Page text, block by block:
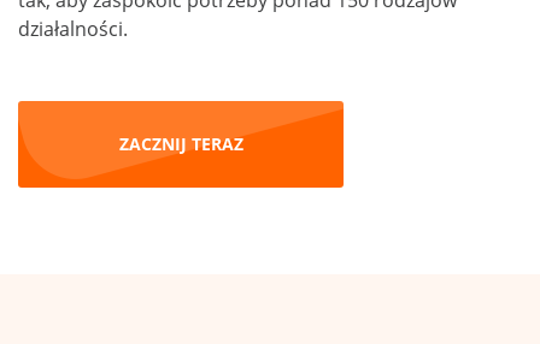
działalności.
ZACZNIJ TERAZ